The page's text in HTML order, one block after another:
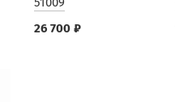
26 700 ₽